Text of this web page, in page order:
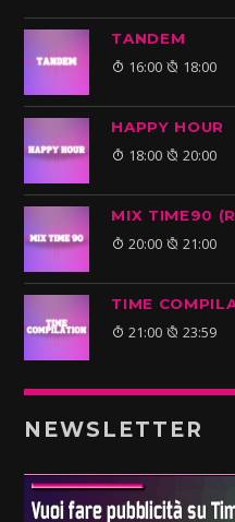
TANDEM
16:00 18:00
HAPPY HOUR
18:00 20:00
MIX TIME90
20:00 21:00
TIME
21:00 23:59
NEWSLETTER